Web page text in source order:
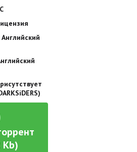
Английский
Kb)